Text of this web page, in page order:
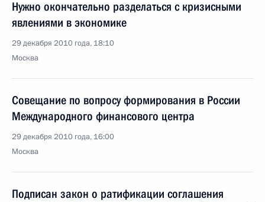
Нужно окончательно разделаться с кризисными
явлениями в экономике
29 декабря 2010 года, 18:10
Москва
Совещание по вопросу формирования в России
Международного финансового центра
29 декабря 2010 года, 16:00
Москва
Подписан закон о ратификации соглашения